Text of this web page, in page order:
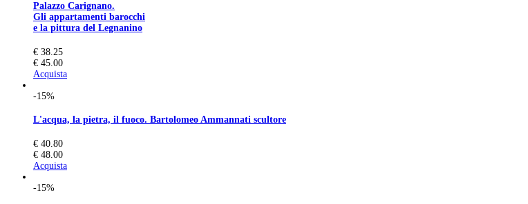
Palazzo Carignano.
Gli appartamenti barocchi
e la pittura del Legnanino
€ 38.25
€ 45.00
Acquista
-15%
L'acqua, la pietra, il fuoco. Bartolomeo Ammannati scultore
€ 40.80
€ 48.00
Acquista
-15%